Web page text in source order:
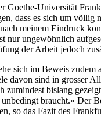
Goethe-Universität
dass es sich um völlig
meinem Eindruck
nur ungewöhnlich
der Arbeit jedoch
sich im Beweis zudem
davon sind in grosser
zumindest bislang
braucht.» Der
so das Fazit des